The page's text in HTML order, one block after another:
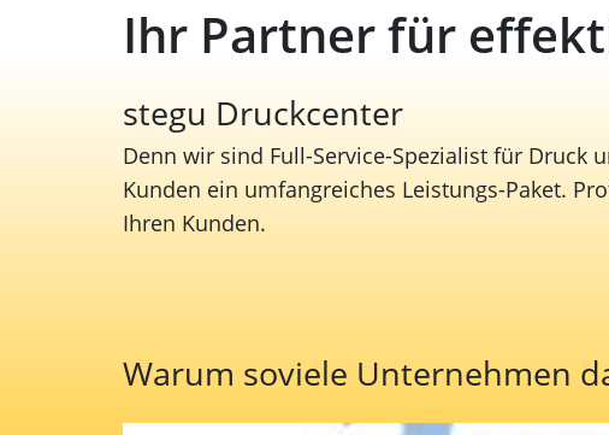
Ihr Partner für
stegu Druckcenter
Denn wir sind Full-Service-Spezialist für Druck
Kunden ein umfangreiches Leistungs-Paket.
Ihren Kunden.
Warum soviele Unternehmen